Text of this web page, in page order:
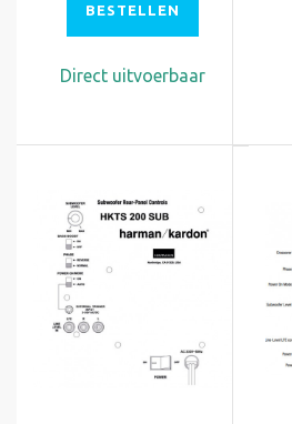
BESTELLEN
Direct uitvoerbaar